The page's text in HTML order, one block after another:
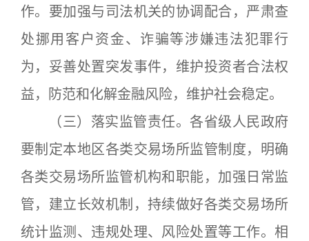
作。要加强与司法机关的协调配合，严肃查
处挪用客户资金、诈骗等涉嫌违法犯罪行
为，妥善处置突发事件，维护投资者合法权
益，防范和化解金融风险，维护社会稳定。
（三）落实监管责任。各省级人民政府
要制定本地区各类交易场所监管制度，明确
各类交易场所监管机构和职能，加强日常监
管，建立长效机制，持续做好各类交易场所
统计监测、违规处理、风险处置等工作。相